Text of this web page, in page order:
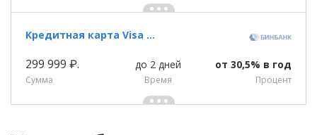
Кредитная карта Visa Platinum «Platinum» Бинбанка
299 999 ₽.
Сумма
до 2 дней
Время
от 30,5% в год
Процент